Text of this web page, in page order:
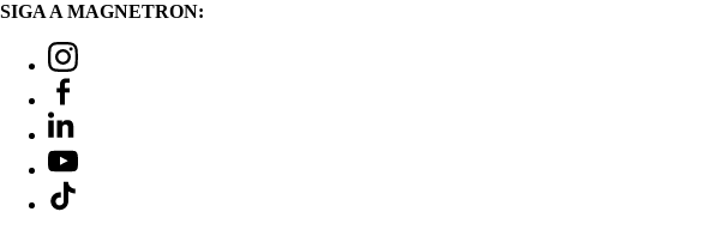
SIGA A MAGNETRON: